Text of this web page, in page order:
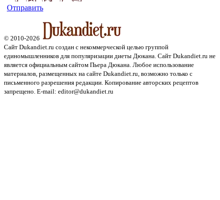
Отправить
© 2010-2026
Сайт Dukandiet.ru создан с некоммерческой целью группой
единомышленников для популяризации диеты Дюкана. Сайт Dukandiet.ru не
является официальным сайтом Пьера Дюкана. Любое использование
материалов, размещенных на сайте Dukandiet.ru, возможно только с
письменного разрешения редакции. Копирование авторских рецептов
запрещено. E-mail: editor@dukandiet.ru